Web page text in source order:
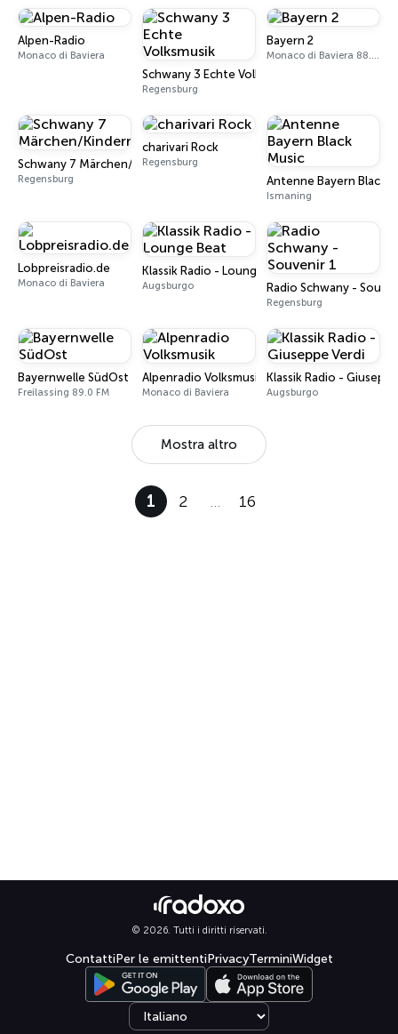
Alpen-Radio
Monaco di Baviera
Schwany 3 Echte Volksmusik
Regensburg
Bayern 2
Monaco di Baviera 88.4 FM
Schwany 7 Märchen/Kinderradio
Regensburg
charivari Rock
Regensburg
Antenne Bayern Black
Ismaning
Lobpreisradio.de
Monaco di Baviera
Klassik Radio - Lounge Beat
Augsburgo Radio Schwany -
Regensburg
Bayernwelle SüdOst
Freilassing 89.0 FM
Alpenradio Volksmusik
Monaco di Baviera
Klassik Radio -
Augsburgo
Mostra altro
1 2 … 16
© 2026. Tutti i diritti riservati.
ContattiPer le emittentiPrivacyTerminiWidget
Select language